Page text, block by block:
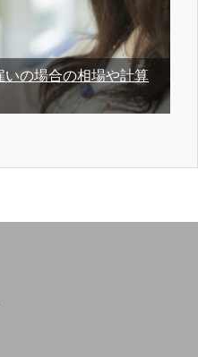
の場合の相場や計算